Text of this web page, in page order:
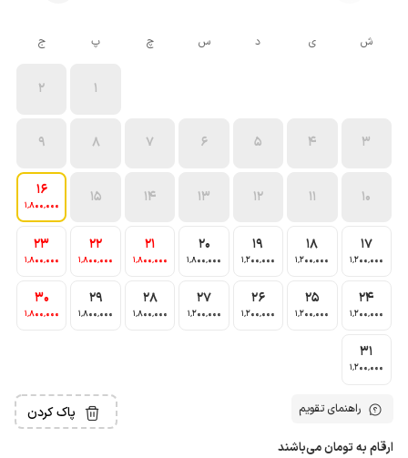
ش ی د س چ پ ج
1
2
3
4
5
6
7
8
9
10
11
12
13
14
15
16
1٬800٬000
17
1٬200٬000
18
1٬200٬000
19
1٬200٬000
20
1٬800٬000
21
1٬800٬000
22
1٬800٬000
23
1٬800٬000
24
1٬200٬000
25
1٬200٬000
26
1٬200٬000
27
1٬200٬000
28
1٬800٬000
29
1٬800٬000
30
1٬800٬000
31
1٬200٬000
راهنمای تقویم پاک کردن
ارقام به تومان می‌باشند